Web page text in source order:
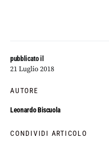
pubblicato il
21 Luglio 2018
AUTORE
Leonardo Biscuola
CONDIVIDI ARTICOLO